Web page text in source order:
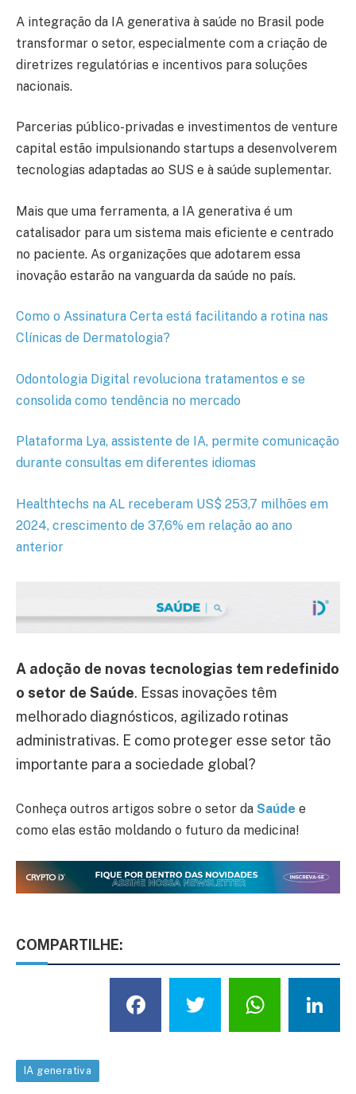
A integração da IA generativa à saúde no Brasil pode
transformar o setor, especialmente com a criação de
diretrizes regulatórias e incentivos para soluções
nacionais.
Parcerias público-privadas e investimentos de venture
capital estão impulsionando startups a desenvolverem
tecnologias adaptadas ao SUS e à saúde suplementar.
Mais que uma ferramenta, a IA generativa é um
catalisador para um sistema mais eficiente e centrado
no paciente. As organizações que adotarem essa
inovação estarão na vanguarda da saúde no país.
Como o Assinatura Certa está facilitando a rotina nas
Clínicas de Dermatologia?
Odontologia Digital revoluciona tratamentos e se
consolida como tendência no mercado
Plataforma Lya, assistente de IA, permite comunicação
durante consultas em diferentes idiomas
Healthtechs na AL receberam US$ 253,7 milhões em
2024, crescimento de 37,6% em relação ao ano
anterior
A adoção de novas tecnologias tem redefinido
o setor de Saúde. Essas inovações têm
melhorado diagnósticos, agilizado rotinas
administrativas. E como proteger esse setor tão
importante para a sociedade global?
Conheça outros artigos sobre o setor da Saúde e
como elas estão moldando o futuro da medicina!
COMPARTILHE:
Facebook
Twitter
IA generativa